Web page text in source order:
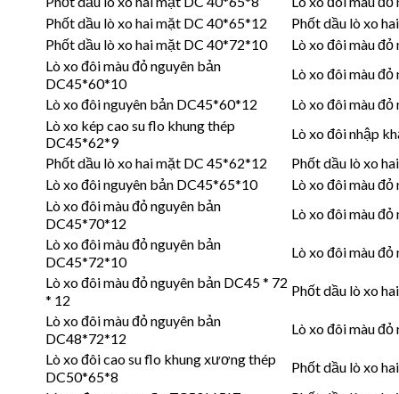
Phốt dầu lò xo hai mặt DC 40*65*12
Phốt dầu lò xo
Phốt dầu lò xo hai mặt DC 40*72*10
Lò xo đôi màu
Lò xo đôi màu đỏ nguyên bản
DC45*60*10
Lò xo đôi màu
Lò xo đôi nguyên bản DC45*60*12
Lò xo đôi màu
Lò xo kép cao su flo khung thép
DC45*62*9
Lò xo đôi nhập
Phốt dầu lò xo hai mặt DC 45*62*12
Phốt dầu lò xo
Lò xo đôi nguyên bản DC45*65*10
Lò xo đôi màu
Lò xo đôi màu đỏ nguyên bản
DC45*70*12
Lò xo đôi màu
Lò xo đôi màu đỏ nguyên bản
DC45*72*10
Lò xo đôi màu
Lò xo đôi màu đỏ nguyên bản DC45 * 72
* 12
Phốt dầu lò xo
Lò xo đôi màu đỏ nguyên bản
DC48*72*12
Lò xo đôi màu
Lò xo đôi cao su flo khung xương thép
DC50*65*8
Phốt dầu lò xo